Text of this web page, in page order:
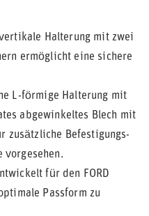
Halterung mit zwei
ermöglicht eine sichere
L-förmige Halterung mit
abgewinkeltes Blech mit
Befestigungs-
vorgesehen.
für den FORD
Passform zu